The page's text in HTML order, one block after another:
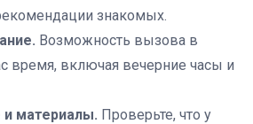
знакомых.
Возможность вызова в
время, включая вечерние часы и
материалы. Проверьте, что у